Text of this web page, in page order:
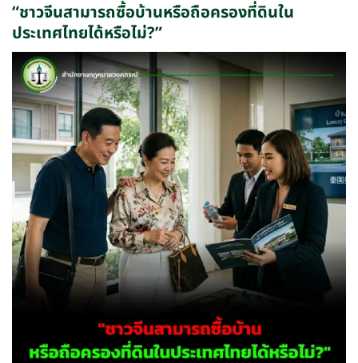
“ชาวจีนสามารถซื้อบ้านหรือถือครองที่ดินใน
ประเทศไทยได้หรือไม่?”